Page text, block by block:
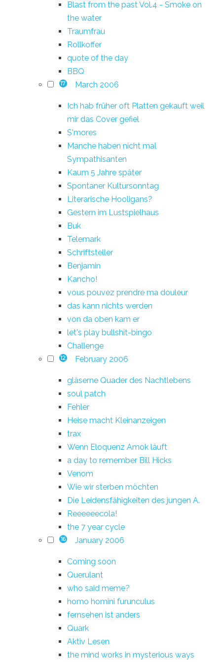
Blast from the past Vol.4 - Smoke on
the water
Traumfrau
Rollkoffer
quote of the day
BBQ
17 March 2006
Ich hab früher oft Platten gekauft weil
mir das Cover gefiel
S'mores
Manche haben nicht mal
Sympathisanten
Kaum 5 Jahre später
Spontaner Kultursonntag
Literarische Hooligans?
Gestern im Lustspielhaus
Buk
Telemark
Schriftsteller
Benjamin
Kancho!
vous pouvez prendre ma douleur
das kann nichts werden
von da oben kam er
let's play bullshit-bingo
Challenge
12 February 2006
gläserne Quader des Nachtlebens
soul patch
Fehler
Heise macht Kleinanzeigen
trax
Wenn Eloquenz Amok läuft
a day to remember Bill Hicks
Venom
Wie wir sterben möchten
Die Leidensfähigkeiten des jungen A.
Reeeeeecola!
the 7 year cycle
16 January 2006
Coming soon
Querulant
who said meme?
homo homini furunculus
fernsehen ist anders
Quark
Aktiv Lesen
the mind works in mysterious ways